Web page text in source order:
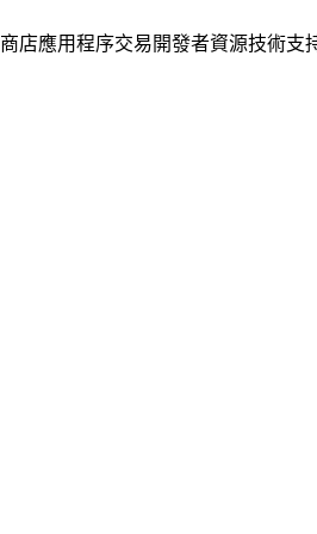
商店應用程序交易開發者資源技術支